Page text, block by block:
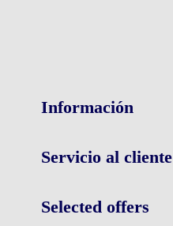
Información
Servicio al cliente
Selected offers